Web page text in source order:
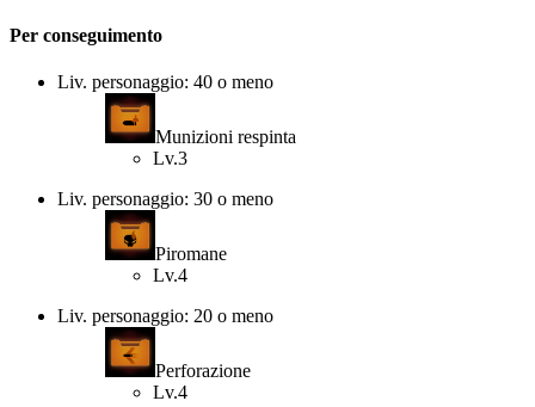
Per conseguimento
Liv. personaggio: 40 o meno
Munizioni respinta
Lv.3
Liv. personaggio: 30 o meno
Piromane
Lv.4
Liv. personaggio: 20 o meno
Perforazione
Lv.4